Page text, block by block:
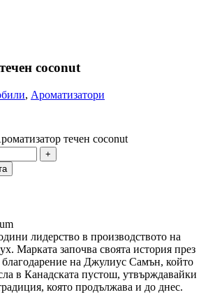
coconut
, Ароматизатори
течен coconut
лидерство в производството на
Марката започва своята история през
благодарение на Джулиус Самън, който
в Канадската пустош, утвърждавайки
която продължава и до днес.